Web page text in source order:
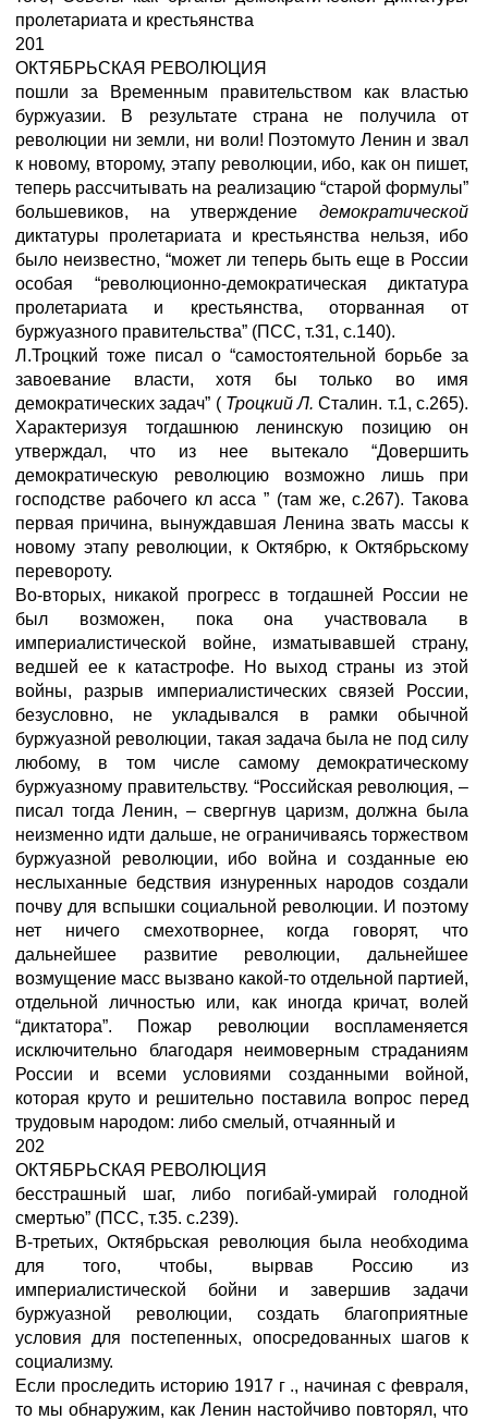
пролетариата и крестьянства
201
ОКТЯБРЬСКАЯ РЕВОЛЮЦИЯ
пошли за Временным правительством как властью
буржуазии. В результате страна не получила от
революции ни земли, ни воли! Поэтомуто Ленин и звал
к новому, второму, этапу революции, ибо, как он пишет,
теперь рассчитывать на реализацию “старой формулы”
большевиков, на утверждение демократической
диктатуры пролетариата и крестьянства нельзя, ибо
было неизвестно, “может ли теперь быть еще в России
особая “революционно-демократическая диктатура
пролетариата и крестьянства, оторванная от
буржуазного правительства” (ПСС, т.31, с.140).
Л.Троцкий тоже писал о “самостоятельной борьбе за
завоевание власти, хотя бы только во имя
демократических задач” ( Троцкий Л.Сталин. т.1, с.265).
Характеризуя тогдашнюю ленинскую позицию он
утверждал, что из нее вытекало “Довершить
демократическую революцию возможно лишь при
господстве рабочего кл acca ” (там же, с.267). Такова
первая причина, вынуждавшая Ленина звать массы к
новому этапу революции, к Октябрю, к Октябрьскому
перевороту.
Во-вторых, никакой прогресс в тогдашней России не
был возможен, пока она участвовала в
империалистической войне, изматывавшей страну,
ведшей ее к катастрофе. Но выход страны из этой
войны, разрыв империалистических связей России,
безусловно, не укладывался в рамки обычной
буржуазной революции, такая задача была не под силу
любому, в том числе самому демократическому
буржуазному правительству. “Российская революция, –
писал тогда Ленин, – свергнув царизм, должна была
неизменно идти дальше, не ограничиваясь торжеством
буржуазной революции, ибо война и созданные ею
неслыханные бедствия изнуренных народов создали
почву для вспышки социальной революции. И поэтому
нет ничего смехотворнее, когда говорят, что
дальнейшее развитие революции, дальнейшее
возмущение масс вызвано какой-то отдельной партией,
отдельной личностью или, как иногда кричат, волей
“диктатора”. Пожар революции воспламеняется
исключительно благодаря неимоверным страданиям
России и всеми условиями созданными войной,
которая круто и решительно поставила вопрос перед
трудовым народом: либо смелый, отчаянный и
202
ОКТЯБРЬСКАЯ РЕВОЛЮЦИЯ
бесстрашный шаг, либо погибай-умирай голодной
смертью” (ПСС, т.35. с.239).
В-третьих, Октябрьская революция была необходима
для того, чтобы, вырвав Россию из
империалистической бойни и завершив задачи
буржуазной революции, создать благоприятные
условия для постепенных, опосредованных шагов к
социализму.
Если проследить историю 1917 г ., начиная с февраля,
то мы обнаружим, как Ленин настойчиво повторял, что